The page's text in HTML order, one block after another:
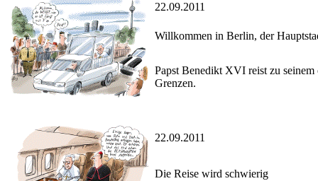
22.09.2011
Willkommen in Berlin, der
Papst Benedikt XVI reist zu seinem
Grenzen.
22.09.2011
Die Reise wird schwierig